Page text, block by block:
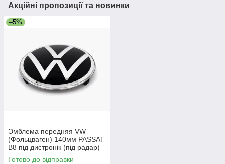
Акційні пропозиції та новинки
–5%
Эмблема передняя VW
(Фольцваген) 140мм PASSAT
B8 під дистронік (під радар)
3G0853601А
Готово до відправки